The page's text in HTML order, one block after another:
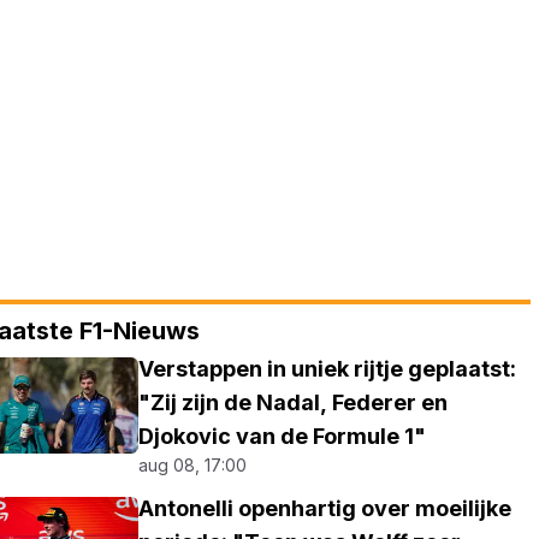
F1-Nieuws
Verstappen in uniek rijtje geplaatst:
"Zij zijn de Nadal, Federer en
Djokovic van de Formule 1"
aug 08, 17:00
Antonelli openhartig over moeilijke